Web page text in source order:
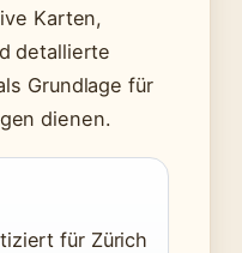
Karten,
detallierte
Grundlage für
dienen.
für Zürich